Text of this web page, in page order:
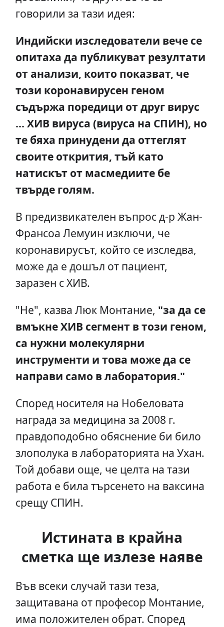
говорили за тази идея:
Индийски изследователи вече се
опитаха да публикуват резултати
от анализи, които показват, че
този коронавирусен геном
съдържа поредици от друг вирус
... ХИВ вируса (вируса на СПИН), но
те бяха принудени да оттеглят
своите открития, тъй като
натискът от масмедиите бе
твърде голям.
В предизвикателен въпрос д-р Жан-
Франсоа Лемуин изключи, че
коронавирусът, който се изследва,
може да е дошъл от пациент,
заразен с ХИВ.
"Не", казва Люк Монтание, "за да се
вмъкне ХИВ сегмент в този геном,
са нужни молекулярни
инструменти и това може да се
направи само в лаборатория."
Според носителя на Нобеловата
награда за медицина за 2008 г.
правдоподобно обяснение би било
злополука в лабораторията на Ухан.
Той добави още, че целта на тази
работа е била търсенето на ваксина
срещу СПИН.
Истината в крайна
сметка ще излезе наяве
Във всеки случай тази теза,
защитавана от професор Монтание,
има положителен обрат. Според